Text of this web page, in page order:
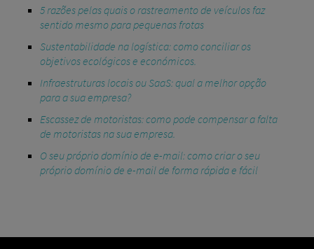
5 razões pelas quais o rastreamento de veículos faz
sentido mesmo para pequenas frotas
Sustentabilidade na logística: como conciliar os
objetivos ecológicos e económicos.
Infraestruturas locais ou SaaS: qual a melhor opção
para a sua empresa?
Escassez de motoristas: como pode compensar a falta
de motoristas na sua empresa.
O seu próprio domínio de e-mail: como criar o seu
próprio domínio de e-mail de forma rápida e fácil